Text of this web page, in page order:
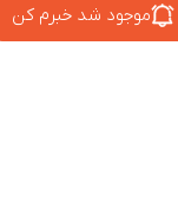
موجود شد خبرم کن